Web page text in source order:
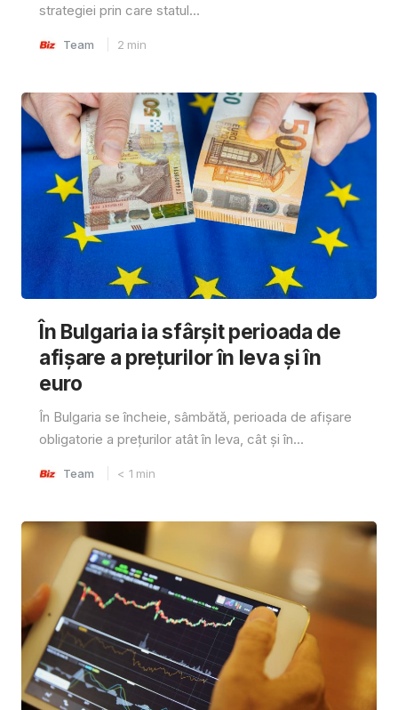
strategiei prin care statul...
Team 2 min
În Bulgaria ia sfârşit perioada de
afișare a prețurilor în ​​leva și în
euro
În Bulgaria se încheie, sâmbătă, perioada de afișare
obligatorie a prețurilor atât în ​​leva, cât și în...
Team < 1 min